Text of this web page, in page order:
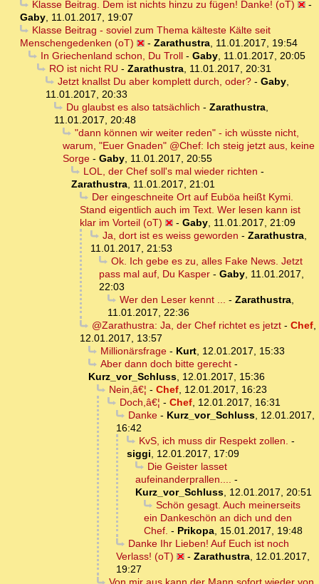
Klasse Beitrag. Dem ist nichts hinzu zu fügen! Danke! (oT)
-
Gaby, 11.01.2017, 19:07
Klasse Beitrag - soviel zum Thema kälteste Kälte seit
Menschengedenken (oT)
- Zarathustra, 11.01.2017, 19:54
In Griechenland schon, Du Troll- Gaby, 11.01.2017, 20:05
RO ist nicht RU - Zarathustra, 11.01.2017, 20:31
Jetzt knallst Du aber komplett durch, oder?- Gaby,
11.01.2017, 20:33
Du glaubst es also tatsächlich - Zarathustra,
11.01.2017, 20:48
"dann können wir weiter reden" - ich wüsste nicht,
warum, "Euer Gnaden" @Chef: Ich steig jetzt aus, keine
Sorge - Gaby, 11.01.2017, 20:55
LOL, der Chef soll's mal wieder richten -
Zarathustra, 11.01.2017, 21:01
Der eingeschneite Ort auf Euböa heißt Kymi.
Stand eigentlich auch im Text. Wer lesen kann ist
klar im Vorteil (oT)
- Gaby, 11.01.2017, 21:09
Ja, dort ist es weiss geworden - Zarathustra,
11.01.2017, 21:53
Ok. Ich gebe es zu, alles Fake News. Jetzt
pass mal auf, Du Kasper - Gaby, 11.01.2017,
22:03
Wer den Leser kennt ... - Zarathustra,
11.01.2017, 22:36
@Zarathustra: Ja, der Chef richtet es jetzt- Chef,
12.01.2017, 13:57
Millionärsfrage- Kurt, 12.01.2017, 15:33
Aber dann doch bitte gerecht-
Kurz_vor_Schluss, 12.01.2017, 15:36
Nein,â€¦ - Chef, 12.01.2017, 16:23
Doch,â€¦ - Chef, 12.01.2017, 16:31
Danke- Kurz_vor_Schluss, 12.01.2017,
16:42
KvS, ich muss dir Respekt zollen. -
siggi, 12.01.2017, 17:09
Die Geister lasset
aufeinanderprallen.... -
Kurz_vor_Schluss, 12.01.2017, 20:51
Schön gesagt. Auch meinerseits
ein Dankeschön an dich und den
Chef. - Prikopa, 15.01.2017, 19:48
Danke Ihr Lieben! Auf Euch ist noch
Verlass! (oT)
- Zarathustra, 12.01.2017,
19:27